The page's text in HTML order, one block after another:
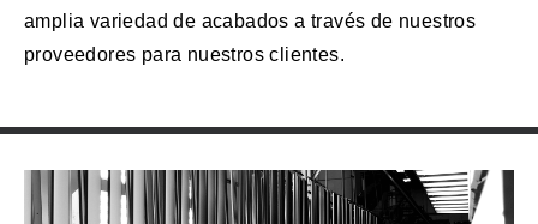
amplia variedad de acabados a través de nuestros
proveedores para nuestros clientes.